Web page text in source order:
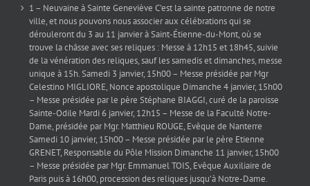
1 – Neuvaine à Sainte Geneviève C’est la sainte patronne de notre
ville, et nous pouvons nous associer aux célébrations qui se
dérouleront du 3 au 11 janvier à Saint-Étienne-du-Mont, où se
trouve la châsse avec ses reliques : Messe à 12h15 et 18h45, suivie
de la vénération des reliques, sauf les samedis et dimanches, messe
unique à 15h. Samedi 3 janvier, 15h00 – Messe présidée par Mgr
Celestino MIGLIORE, Nonce apostolique Dimanche 4 janvier, 15h00
– Messe présidée par le père Stéphane BIAGGI, curé de la paroisse
Sainte-Odile Mardi 6 janvier, 12h15 – Messe de la Faculté Notre-
Dame, présidée par Mgr. Matthieu ROUGE, Evêque de Nanterre
Samedi 10 janvier, 15h00 – Messe présidée par le père Etienne
GRENET, Responsable du Pôle Mission Dimanche 11 janvier, 15h00
– Messe présidée par Mgr. Emmanuel TOIS, Evêque Auxiliaire de
Paris puis à 16h00, procession des reliques jusqu’à Notre-Dame.